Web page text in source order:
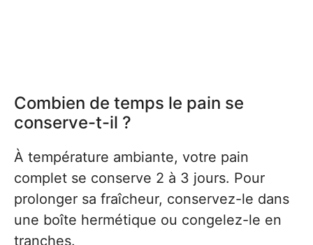
Combien de temps le pain se
conserve-t-il ?
À température ambiante, votre pain
complet se conserve 2 à 3 jours. Pour
prolonger sa fraîcheur, conservez-le dans
une boîte hermétique ou congelez-le en
tranches.